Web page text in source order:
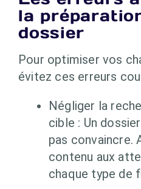
la
dossier
Pour optimiser vos
évitez ces erreurs
Négliger la
cible : Un
pas convaincre.
contenu aux
chaque type de